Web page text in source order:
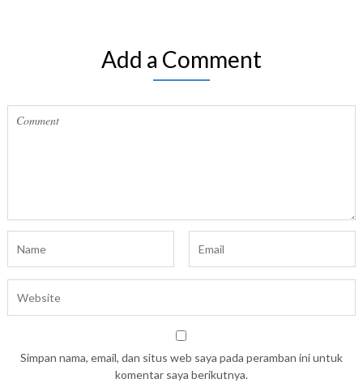
Add a Comment
Simpan nama, email, dan situs web saya pada peramban ini untuk
komentar saya berikutnya.